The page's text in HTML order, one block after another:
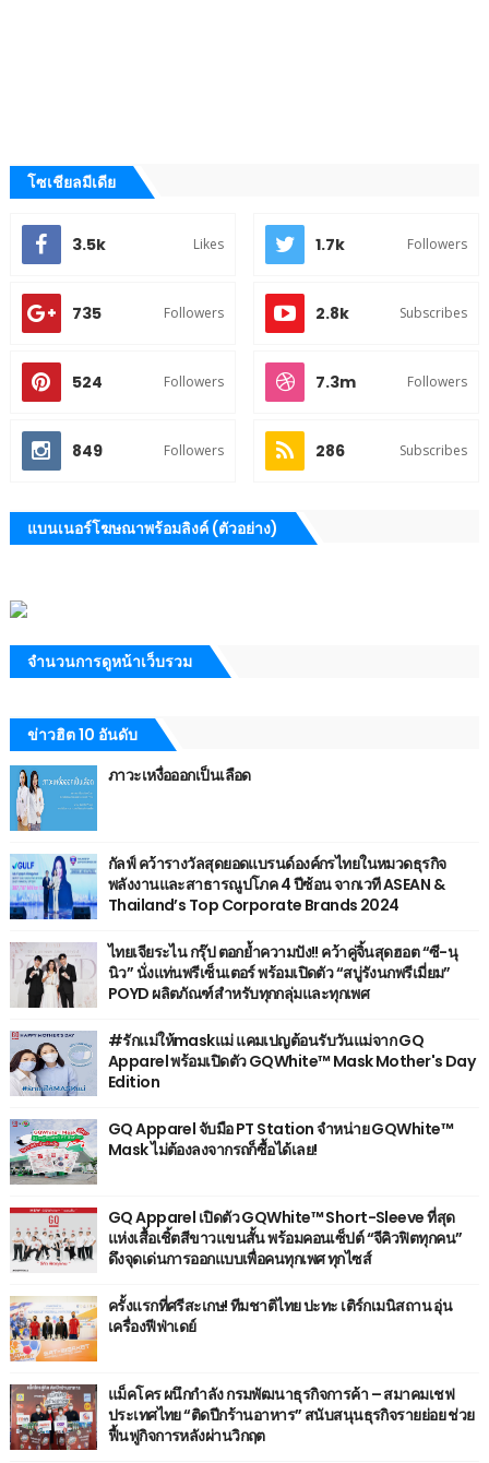
โซเชียลมีเดีย
3.5k Likes 1.7k Followers
735 Followers 2.8k Subscribes
524 Followers 7.3m Followers
849 Followers 286 Subscribes
แบนเนอร์โฆษณาพร้อมลิงค์ (ตัวอย่าง)
จำนวนการดูหน้าเว็บรวม
ข่าวฮิต 10 อันดับ
ภาวะเหงื่อออกเป็นเลือด
กัลฟ์ คว้ารางวัลสุดยอดแบรนด์องค์กรไทยในหมวดธุรกิจ
พลังงานและสาธารณูปโภค 4 ปีซ้อน จากเวที ASEAN &
Thailand’s Top Corporate Brands 2024
ไทยเจียระไน กรุ๊ป ตอกย้ำความปัง!! คว้าคู่จิ้นสุดฮอต “ซี-นุ
นิว” นั่งแท่นพรีเซ็นเตอร์ พร้อมเปิดตัว “สบู่รังนกพรีเมี่ยม”
POYD ผลิตภัณฑ์สำหรับทุกกลุ่มและทุกเพศ
#รักแม่ให้maskแม่ แคมเปญต้อนรับวันแม่จาก GQ
Apparel พร้อมเปิดตัว GQWhite™ Mask Mother's Day
Edition
GQ Apparel จับมือ PT Station จำหน่าย GQWhite™
Mask ไม่ต้องลงจากรถก็ซื้อได้เลย!
GQ Apparel เปิดตัว GQWhite™ Short-Sleeve ที่สุด
แห่งเสื้อเชิ้ตสีขาวแขนสั้น พร้อมคอนเซ็ปต์ “จีคิวฟิตทุกคน”
ดึงจุดเด่นการออกแบบเพื่อคนทุกเพศ ทุกไซส์
ครั้งแรกที่ศรีสะเกษ! ทีมชาติไทย ปะทะ เติร์กเมนิสถาน อุ่น
เครื่องฟีฟ่าเดย์
แม็คโคร ผนึกกำลัง กรมพัฒนาธุรกิจการค้า – สมาคมเชฟ
ประเทศไทย “ติดปีกร้านอาหาร” สนับสนุนธุรกิจรายย่อย ช่วย
ฟื้นฟูกิจการหลังผ่านวิกฤต